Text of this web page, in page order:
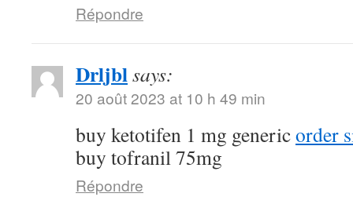
Répondre
Drljblsays:
20 août 2023 at 10 h 49 min
buy ketotifen 1 mg genericorder
buy tofranil 75mg
Répondre